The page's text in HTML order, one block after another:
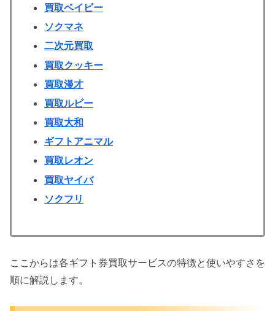
買取ベイビー
ソクマネ
二次元買取
買取クッキー
買取漫才
買取ルビー
買取大和
ギフトアニマル
買取レオン
買取ヤイバ
ソクフリ
ここからは各ギフト券買取サービスの特徴と使いやすさを
順に解説します。